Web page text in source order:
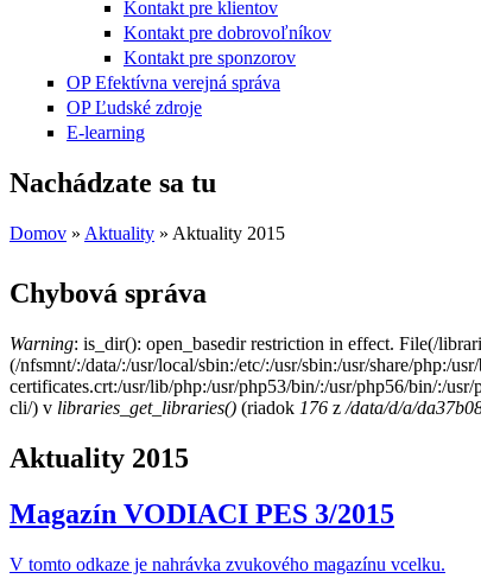
Kontakt pre klientov
Kontakt pre dobrovoľníkov
Kontakt pre sponzorov
OP Efektívna verejná správa
OP Ľudské zdroje
E-learning
Nachádzate sa tu
Domov » Aktuality » Aktuality 2015
Chybová správa
Warning: is_dir(): open_basedir restriction in effect. File(/
(/nfsmnt/:/data/:/usr/local/sbin:/etc/:/usr/sbin:/usr/share/php:/
certificates.crt:/usr/lib/php:/usr/php53/bin/:/usr/php56/bin/:/
cli/) v libraries_get_libraries() (riadok 176 z /data/d/a/
Aktuality 2015
Magazín VODIACI PES 3/2015
V tomto odkaze je nahrávka zvukového magazínu vcelku.